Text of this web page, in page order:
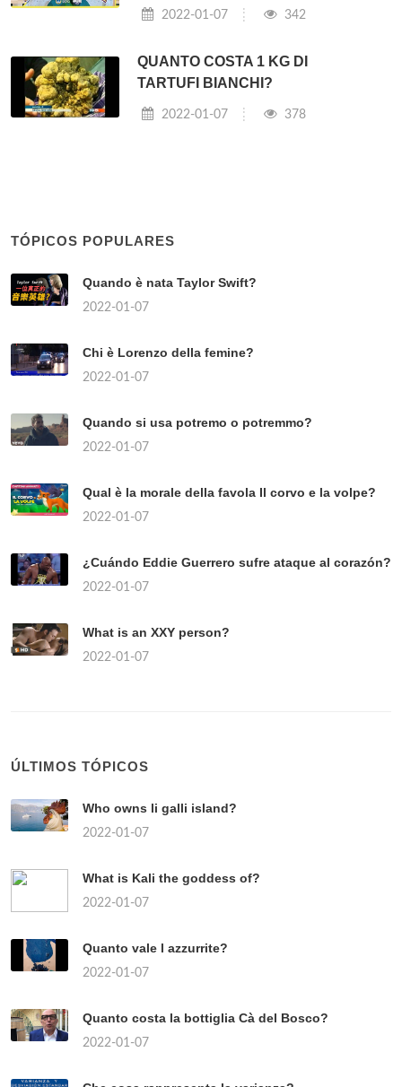
2022-01-07 342
QUANTO COSTA 1 KG DI
TARTUFI BIANCHI?
2022-01-07 378
TÓPICOS POPULARES
Quando è nata Taylor Swift?
2022-01-07
Chi è Lorenzo della femine?
2022-01-07
Quando si usa potremo o potremmo?
2022-01-07
Qual è la morale della favola Il corvo e la volpe?
2022-01-07
¿Cuándo Eddie Guerrero sufre ataque al corazón?
2022-01-07
What is an XXY person?
2022-01-07
ÚLTIMOS TÓPICOS
Who owns li galli island?
2022-01-07
What is Kali the goddess of?
2022-01-07
Quanto vale l azzurrite?
2022-01-07
Quanto costa la bottiglia Cà del Bosco?
2022-01-07